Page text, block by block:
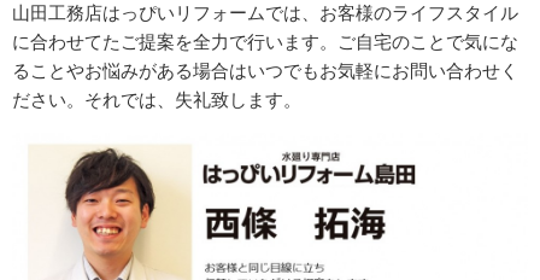
山田工務店はっぴいリフォームでは、お客様のライフスタイル
に合わせてたご提案を全力で行います。ご自宅のことで気にな
ることやお悩みがある場合はいつでもお気軽にお問い合わせく
ださい。それでは、失礼致します。